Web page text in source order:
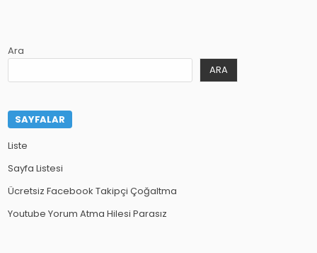
Ara
ARA
SAYFALAR
Liste
Sayfa Listesi
Ücretsiz Facebook Takipçi Çoğaltma
Youtube Yorum Atma Hilesi Parasız